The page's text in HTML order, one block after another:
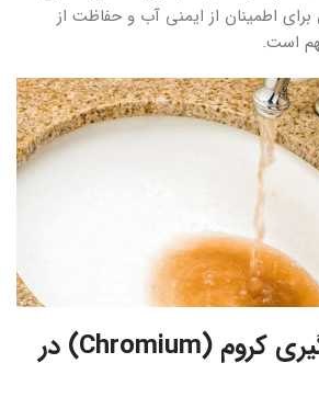
اطمینان از ایمنی آب و حفاظت از
است.
اهمیت اندازه گیری کروم (Chromium) در